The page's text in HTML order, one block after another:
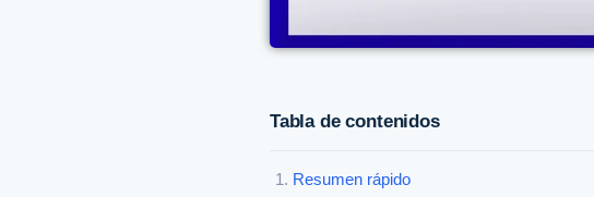
Tabla de contenidos
Resumen rápido